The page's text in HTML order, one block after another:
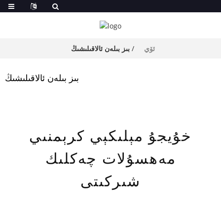
ئۆي بىز بىلەن ئالاقىلىشىڭ
بىز بىلەن ئالاقىلىشىڭ
خۇيجۇ مېلىكېي كرېمنىي
مەھسۇلات چەكلىك
شىركىتى